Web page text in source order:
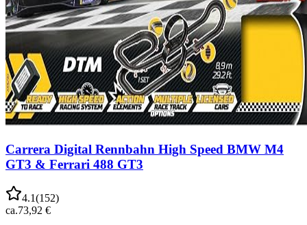
Carrera Digital Rennbahn High Speed BMW M4
GT3 & Ferrari 488 GT3
4.1(152)
ca.73,92 €